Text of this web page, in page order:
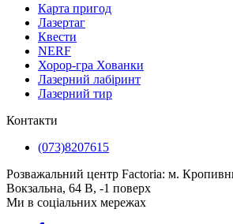
Карта пригод
Лазертаг
Квести
NERF
Хорор-гра Хованки
Лазерний лабіринт
Лазерний тир
Контакти
(073)8207615
Розважальний центр Factoria: м.
Вокзальна, 64 В, -1 поверх
Ми в соціальних мережах